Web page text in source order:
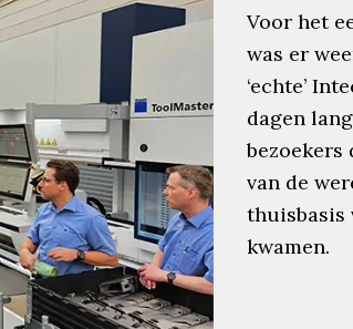
Voor het
was er
‘echte’
dagen
van de
thuisbasis
kwamen.